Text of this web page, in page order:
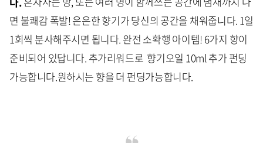
면 불쾌감 폭발! 은은한 향기가 당신의 공간을 채워줍니다. 1일
1회씩 분사해주시면 됩니다. 완전 소확행 아이템! 6가지 향이
준비되어 있답니다. 추가리워드로 향기오일 10ml 추가 펀딩
가능합니다.원하시는 향을 더 펀딩가능합니다.